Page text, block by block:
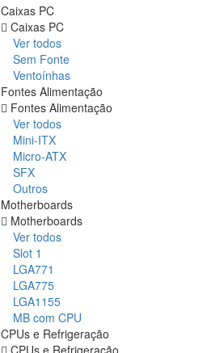
Caixas PC
Caixas PC
Ver todos
Sem Fonte
Ventoínhas
Fontes Alimentação
Fontes Alimentação
Ver todos
Mini-ITX
Micro-ATX
SFX
Outros
Motherboards
Motherboards
Ver todos
Slot 1
LGA771
LGA775
LGA1155
MB com CPU
CPUs e Refrigeração
CPUs e Refrigeração